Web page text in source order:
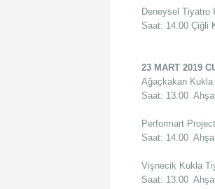
Deneysel Tiyatro
Saat: 14.00 Çiğli
23 MART 2019
Ağaçkakan Kukla
Saat: 13.00
Performart
Saat: 14.00
Vişnecik Kukla
Saat: 13.00